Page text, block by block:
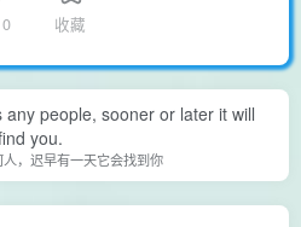
0 收藏
people, sooner or later it will
you.
，迟早有一天它会找到你